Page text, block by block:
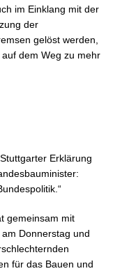
im Einklang mit der
der
gelöst werden,
dem Weg zu mehr
Erklärung
gemeinsam mit
Donnerstag und
für das Bauen und